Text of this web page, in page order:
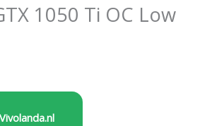
1050 Ti OC Low